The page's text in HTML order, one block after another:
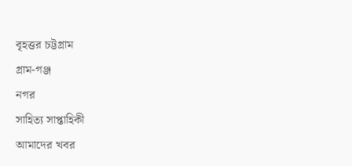
বৃহত্তর চট্টগ্রাম
গ্রাম-গঞ্জ
নগর
সাহিত্য সাপ্তাহিকী
আমাদের খবর